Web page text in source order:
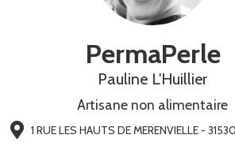
PermaPerle
Pauline L'Huillier
Artisane non alimentaire
1 RUE LES HAUTS DE MERENVIELLE -